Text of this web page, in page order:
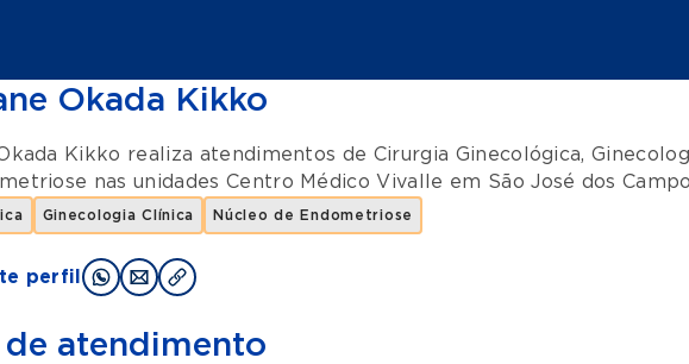
Okada Kikko
Kikko realiza atendimentos de Cirurgia Ginecológica,
nas unidades Centro Médico Vivalle em São José dos
Ginecologia Clínica Núcleo de Endometriose
perfil
de atendimento